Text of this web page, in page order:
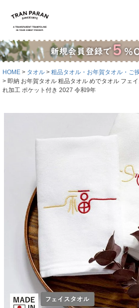
HOME タオル 粗品タオル・お年賀タオル・ご
即納 お年賀タオル 粗品タオル めでタオル フェ
れ加工 ポケット付き 2027 令和9年